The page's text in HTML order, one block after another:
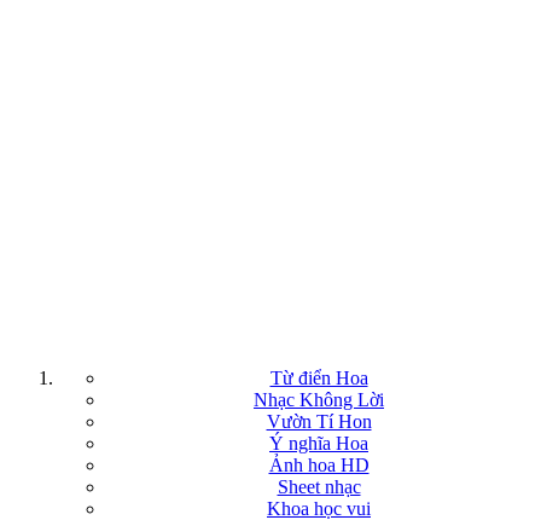
Từ điển Hoa
Nhạc Không Lời
Vườn Tí Hon
Ý nghĩa Hoa
Ảnh hoa HD
Sheet nhạc
Khoa học vui